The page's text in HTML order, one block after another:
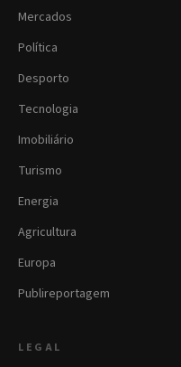
Mercados
Política
Desporto
Tecnologia
Imobiliário
Turismo
Energia
Agricultura
Europa
Publireportagem
LEGAL